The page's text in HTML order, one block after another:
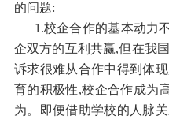
的问题:
1.校企合作的基本动力
企双方的互利共赢,但在我
诉求很难从合作中得到体
育的积极性,校企合作成为
为。即便借助学校的人脉